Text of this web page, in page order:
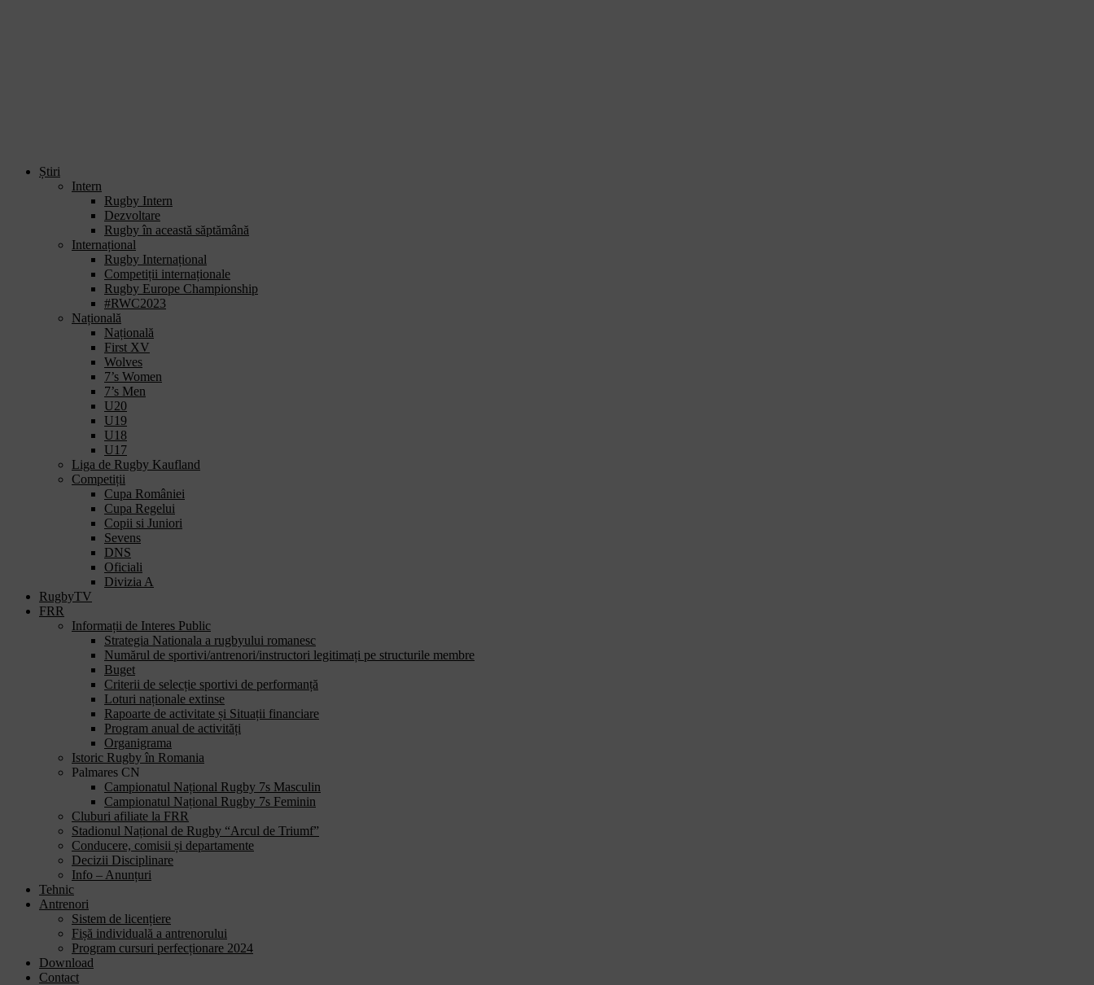
Știri
Intern
Rugby Intern
Dezvoltare
Rugby în această săptămână
Internațional
Rugby Internațional
Competiții internaționale
Rugby Europe Championship
#RWC2023
Națională
Națională
First XV
Wolves
7’s Women
7’s Men
U20
U19
U18
U17
Liga de Rugby Kaufland
Competiții
Cupa României
Cupa Regelui
Copii si Juniori
Sevens
DNS
Oficiali
Divizia A
RugbyTV
FRR
Informații de Interes Public
Strategia Nationala a rugbyului romanesc
Numărul de sportivi/antrenori/instructori legitimați pe structurile membre
Buget
Criterii de selecție sportivi de performanță
Loturi naționale extinse
Rapoarte de activitate și Situații financiare
Program anual de activități
Organigrama
Istoric Rugby în Romania
Palmares CN
Campionatul Național Rugby 7s Masculin
Campionatul Național Rugby 7s Feminin
Cluburi afiliate la FRR
Stadionul Național de Rugby “Arcul de Triumf”
Conducere, comisii și departamente
Decizii Disciplinare
Info – Anunțuri
Tehnic
Antrenori
Sistem de licențiere
Fișă individuală a antrenorului
Program cursuri perfecționare 2024
Download
Contact